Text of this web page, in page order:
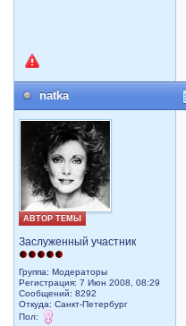
natka
АВТОР ТЕМЫ
Заслуженный участник
Группа: Модераторы
Регистрация: 7 Июн 2008, 08:29
Сообщений: 8292
Откуда: Санкт-Петербург
Пол: